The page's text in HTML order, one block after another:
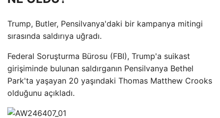
Trump, Butler, Pensilvanya'daki bir kampanya mitingi
sırasında saldırıya uğradı.
Federal Soruşturma Bürosu (FBI), Trump'a suikast
girişiminde bulunan saldırganın Pensilvanya Bethel
Park'ta yaşayan 20 yaşındaki Thomas Matthew Crooks
olduğunu açıkladı.